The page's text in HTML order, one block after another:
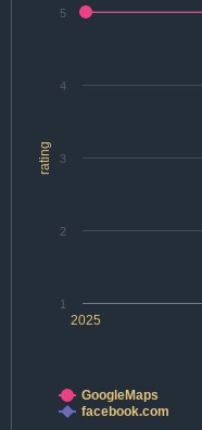
rating
2025
1
2
3
4
5
GoogleMaps
facebook.com